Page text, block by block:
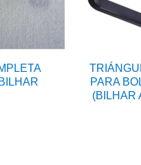
PARA
(BILHAR